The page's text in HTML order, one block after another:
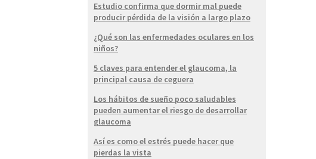
Estudio confirma que dormir mal puede
producir pérdida de la visión a largo plazo
¿Qué son las enfermedades oculares en los
niños?
5 claves para entender el glaucoma, la
principal causa de ceguera
Los hábitos de sueño poco saludables
pueden aumentar el riesgo de desarrollar
glaucoma
Así es como el estrés puede hacer que
pierdas la vista